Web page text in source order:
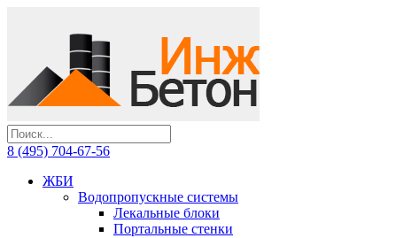
8 (495) 704-67-56
ЖБИ
Водопропускные системы
Лекальные блоки
Портальные стенки